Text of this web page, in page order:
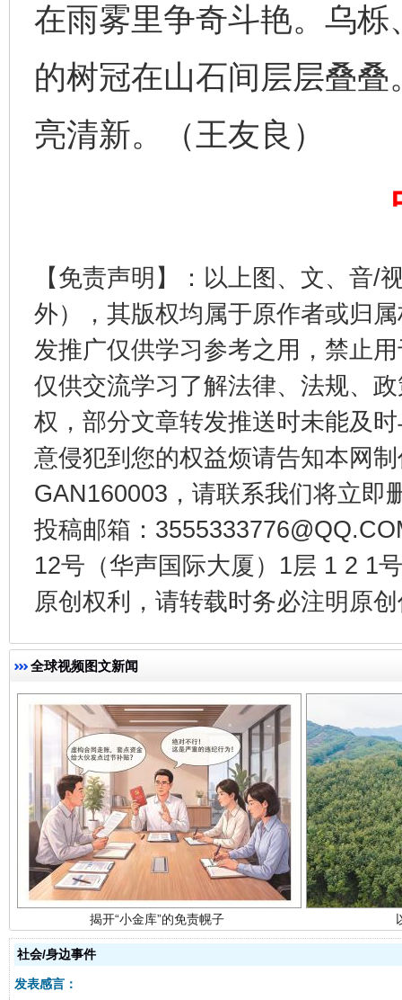
在雨雾里争奇斗艳。乌
的树冠在山石间层层叠
亮清新。（王友良）
【免责声明】：以上图、文、音/
外），其版权均属于原作者或归
发推广仅供学习参考之用，禁止
仅供交流学习了解法律、法规、
权，部分文章转发推送时未能及
意侵犯到您的权益烦请告知本网
GAN160003，请联系我们将立即
投稿邮箱：
12号（华声国际大厦）1层 1 2 1
原创权利，请转载时务必注明原
全球视频图文新闻
完善运行机制助力责任有效落实 一纸欠
千年窑火 生生不息 一
揭开“小金库”的免责幌子
社会/身边事件
发表感言：